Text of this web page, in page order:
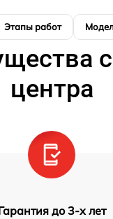
Этапы работ
центра
до 3-х лет